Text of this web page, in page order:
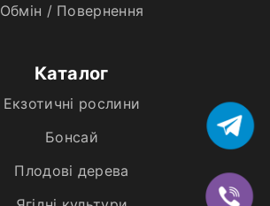
Обмін / Повернення
Каталог
Екзотичні рослини
Бонсай
Плодові дерева